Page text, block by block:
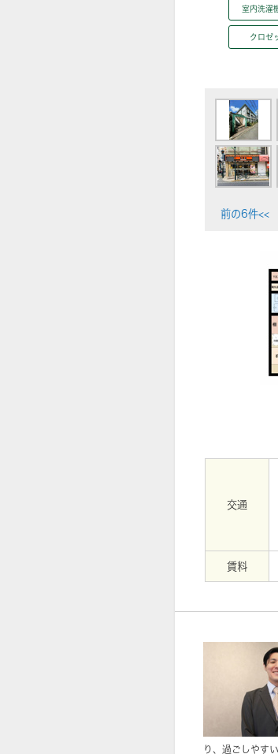
室内洗濯
クロゼ
前の6件<<
【周辺】ウエルシア文
交通
賃料
り、過ごしやす